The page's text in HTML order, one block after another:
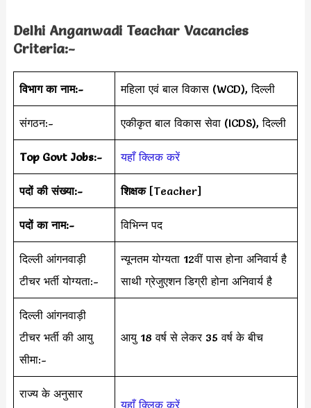
Delhi Anganwadi Teachar Vacancies
Criteria:-
विभाग का नाम:- महिला एवं बाल विकास (WCD), दिल्ली
संगठन:- एकीकृत बाल विकास सेवा (ICDS), दिल्ली
Top Govt Jobs:- यहाँ क्लिक करें
पदों की संख्या:- शिक्षक[Teacher]
पदों का नाम:- विभिन्न पद
दिल्ली आंगनवाड़ी
टीचर भर्ती योग्यता:-
न्यूनतम योग्यता 12वीं पास होना अनिवार्य है
साथी ग्रेजुएशन डिग्री होना अनिवार्य है
दिल्ली आंगनवाड़ी
टीचर भर्ती की आयु
सीमा:-
आयु 18 वर्ष से लेकर 35 वर्ष के बीच
राज्य के अनुसार
यहाँ क्लिक करें